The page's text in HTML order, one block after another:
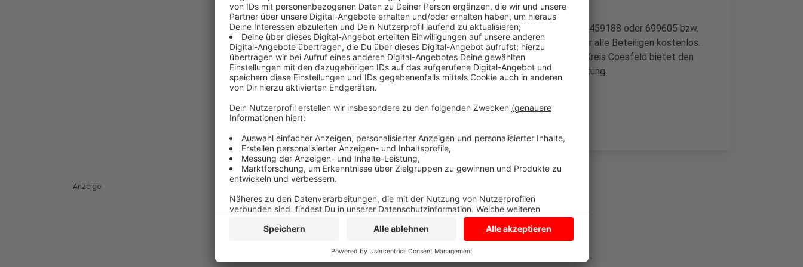
Die Vermittlung erfolgt ab sofort über das Büro EhrenWert (Tel. 2459188 oder 699605 bzw.
info@ehrenwert-senden.de). Eine Teilnahme an dem Projekt ist für alle Beteiligen kostenlos.
Eine Zusammenarbeit mit einem ähnlichen Projekt der Caritas im Kreis Coesfeld bietet den
Ehrenamtlichen eine fachliche Qualifizierung, Beratung und Begleitung.
Anzeige